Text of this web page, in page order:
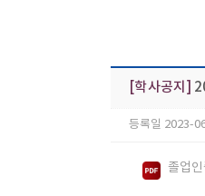
[학사공지]
등록일 2023-
졸업